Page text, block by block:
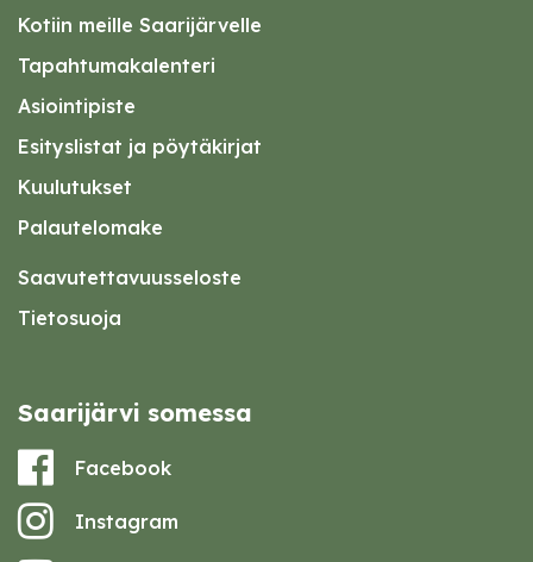
Kotiin meille Saarijärvelle
Tapahtumakalenteri
Asiointipiste
Esityslistat ja pöytäkirjat
Kuulutukset
Palautelomake
Saavutettavuusseloste
Tietosuoja
Saarijärvi somessa
Facebook
Instagram